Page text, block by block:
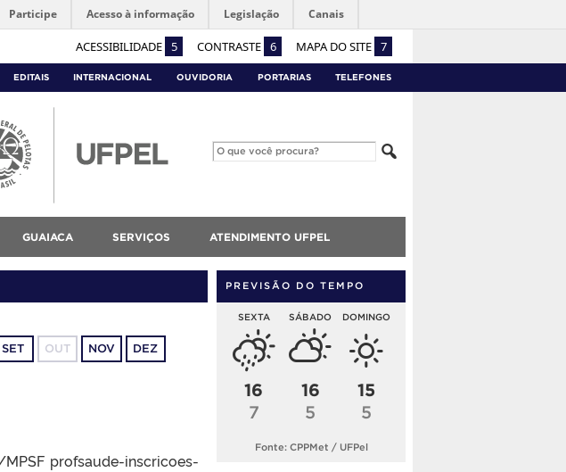
ACESSIBILIDADE 5 CONTRASTE 6 MAPA DO SITE 7
Participe Acesso à informação Legislação Canais
EDITAIS INTERNACIONAL OUVIDORIA PORTARIAS TELEFONES
GUAIACA SERVIÇOS ATENDIMENTO UFPEL
SET OUT NOV DEZ
MPSF profsaude-inscricoes-
PREVISÃO DO TEMPO
SEXTA
16
7
SÁBADO
16
5
DOMINGO
15
5
Fonte: CPPMet / UFPel